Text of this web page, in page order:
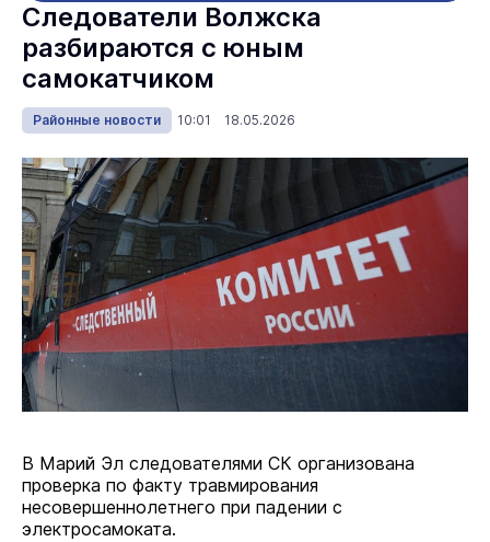
Следователи Волжска
разбираются с юным
самокатчиком
Районные новости 10:01 18.05.2026
В Марий Эл следователями СК организована
проверка по факту травмирования
несовершеннолетнего при падении с
электросамоката.